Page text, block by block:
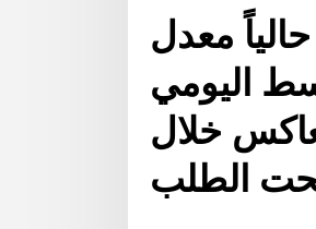
معدل
اليومي
خلال
تحت الطلب